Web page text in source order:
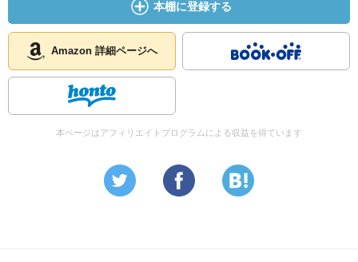
本棚に登録する
Amazon 詳細ページへ
本ページはアフィリエイトプログラムによる収益を得ています